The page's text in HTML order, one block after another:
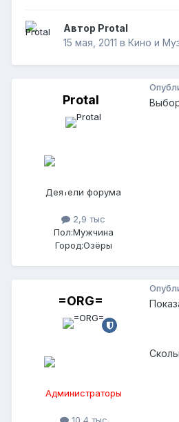
Автор Protal
15 мая, 2011 в Кино и
Protal
Деятели форума
2,9 тыс
Пол:Мужчина
Город:Озёры
=ORG=
Администраторы